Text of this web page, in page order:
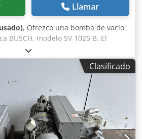
Llamar
, Ofrezco una bomba de vacío
BUSCH, modelo SV 1025 B. El
– probado y listo para
• Modelo: SV 1025 B • Fabricante:
Suiza • Presión final: 120
vacío para aire y gases Dcsdpfsyxgc
• instalaciones de vacío • envasado
de producción Estado: El
signos normales de uso y está
Totalmente funcional. Incluye: •
B • instalación/conexión visible
Clasificado